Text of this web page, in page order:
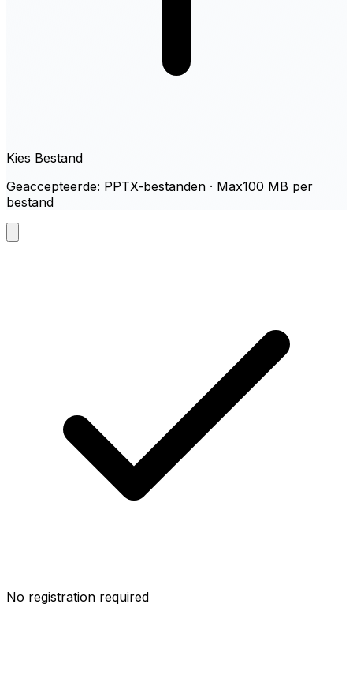
Kies Bestand
Geaccepteerde: PPTX-bestanden · Max100 MB per
bestand
No registration required